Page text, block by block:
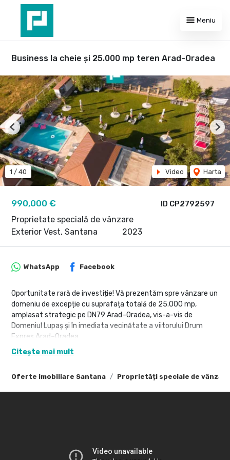
Meniu
Business la cheie și 25.000 mp teren Arad-Oradea
ID CP2792597
990,000 €
Proprietate specială de vânzare
Exterior Vest, Santana
2023
1 / 40 Video Harta
Previous
Oferte imobiliare Santana Proprietăți speciale de
WhatsApp Facebook
Oportunitate rară de investiție! Vă prezentăm spre vânzare un
domeniu de excepție cu suprafața totală de 25.000 mp,
amplasat strategic pe DN79 Arad–Oradea, vis-a-vis de
Domeniul Lupaș și în imediata vecinătate a viitorului Drum
Expres Arad–Oradea.
Proprietatea beneficiază de un front stradal impresionant de
dezvoltări în domeniul HORECA, agrement, logistică,
Piscină încălzită (11 x 6 m) cu plajă amenajată, șezlonguri și
Citește mai mult